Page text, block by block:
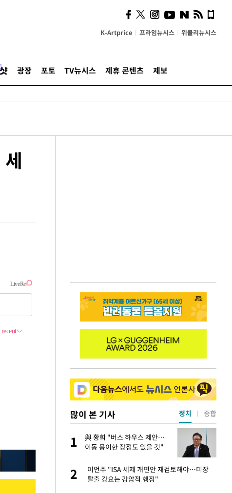
K-Artprice 프라임뉴시스 위클리뉴시스
광장 포토 TV뉴시스 제휴 콘텐츠 제보
많이 본 기사
친구들과 연락 끊어"
1
與 황희 "버스 하우스 제안…
이동 용이한 장점도 있을 것"
2
이언주 "ISA 세제 개편안 재검토해야…미장
탈출 강요는 강압적 행정"
정치 종합